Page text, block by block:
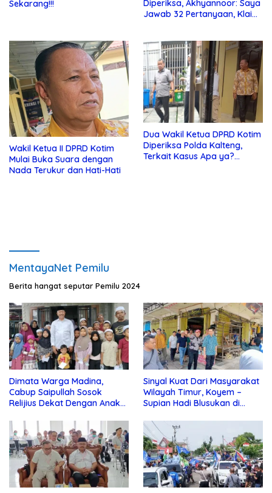
Sekarang!!!
Diperiksa, Akhyannoor: Saya
Jawab 32 Pertanyaan, Klaim
Wakil Ketua II DPRD Kotim
Mulai Buka Suara dengan
Nada Terukur dan Hati-Hati
Dua Wakil Ketua DPRD Kotim
Diperiksa Polda Kalteng,
Terkait Kasus Apa ya?…
MentayaNet Pemilu
Berita hangat seputar Pemilu 2024
Dimata Warga Madina,
Cabup Saipullah Sosok
Relijius Dekat Dengan Anak
Sinyal Kuat Dari Masyarakat
Wilayah Timur, Koyem –
Supian Hadi Blusukan di